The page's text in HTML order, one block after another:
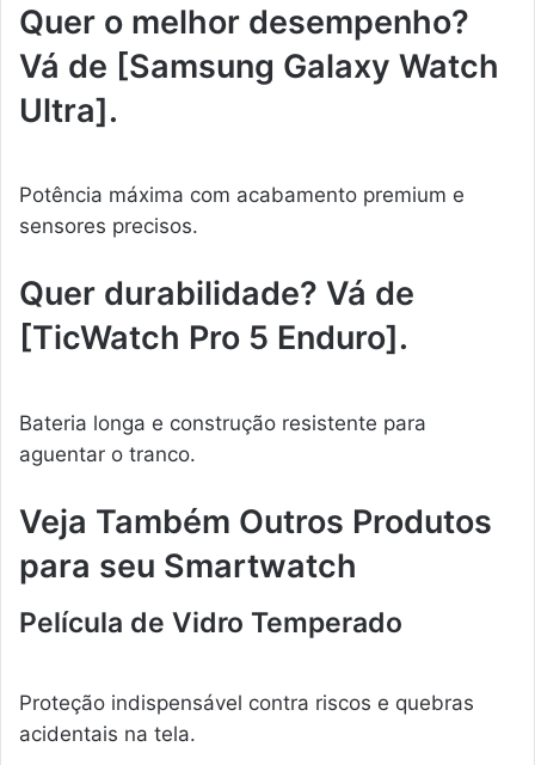
Quer o melhor desempenho?
Vá de [Samsung Galaxy Watch
Ultra].
Potência máxima com acabamento premium e
sensores precisos.
Quer durabilidade? Vá de
[TicWatch Pro 5 Enduro].
Bateria longa e construção resistente para
aguentar o tranco.
Veja Também Outros Produtos
para seu Smartwatch
Película de Vidro Temperado
Proteção indispensável contra riscos e quebras
acidentais na tela.